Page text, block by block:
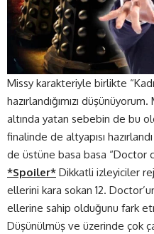
Missy karakteriyle birlikte
hazırlandığımızı
altında yatan sebebin de bu
finalinde de altyapısı
de üstüne basa basa “Doctor
*Spoiler* Dikkatli izleyiciler
ellerini kara sokan 12.
ellerine sahip olduğunu fark
Düşünülmüş ve üzerinde çok